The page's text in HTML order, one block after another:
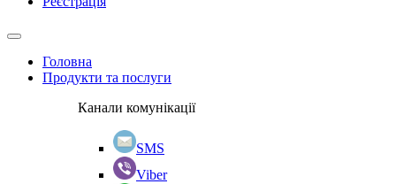
Головна
Продукти та послуги
Канали комунікації
SMS
Viber